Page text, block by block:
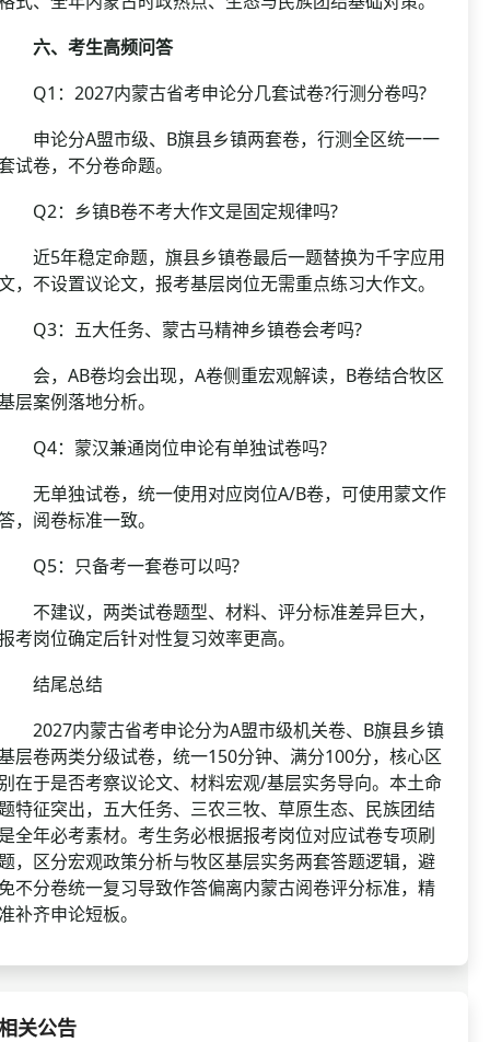
、考生高频问答
：2027内蒙古省考申论分几套试卷?行测分卷吗?
论分A盟市级、B旗县乡镇两套卷，行测全区统一一
试卷，不分卷命题。
：乡镇B卷不考大作文是固定规律吗?
5年稳定命题，旗县乡镇卷最后一题替换为千字应用
，不设置议论文，报考基层岗位无需重点练习大作文。
：五大任务、蒙古马精神乡镇卷会考吗?
，AB卷均会出现，A卷侧重宏观解读，B卷结合牧区
层案例落地分析。
：蒙汉兼通岗位申论有单独试卷吗?
单独试卷，统一使用对应岗位A/B卷，可使用蒙文作
，阅卷标准一致。
：只备考一套卷可以吗?
建议，两类试卷题型、材料、评分标准差异巨大，
考岗位确定后针对性复习效率更高。
尾总结
内蒙古省考申论分为A盟市级机关卷、B旗县乡镇
层卷两类分级试卷，统一150分钟、满分100分，核心区
在于是否考察议论文、材料宏观/基层实务导向。本土命
特征突出，五大任务、三农三牧、草原生态、民族团结
全年必考素材。考生务必根据报考岗位对应试卷专项刷
，区分宏观政策分析与牧区基层实务两套答题逻辑，避
不分卷统一复习导致作答偏离内蒙古阅卷评分标准，精
补齐申论短板。
关公告